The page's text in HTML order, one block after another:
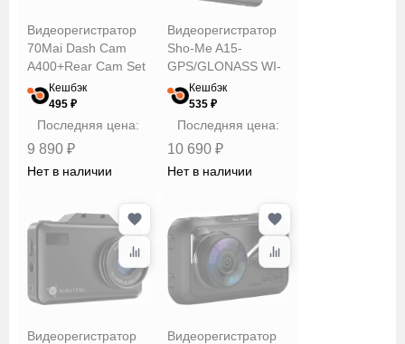
Tomahawk
Xiaomi
Дисплей
съемки
Видеорегистратор
70Mai Dash Cam
A400+Rear Cam Set
A400-1 Grey
Кешбэк
495 ₽
Последняя цена:
9 890 ₽
Нет в наличии
Видеорегистратор
Sho-Me A15-
GPS/GLONASS WI-
FI 4KКешбэк
535 ₽
Последняя цена:
10 690 ₽
Нет в наличии
Видеорегистратор
Видеорегистратор